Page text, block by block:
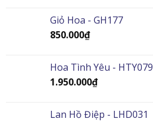
Giỏ Hoa - GH177
850.000₫
Hoa Tình Yêu - HTY079
1.950.000₫
Lan Hồ Điệp - LHD031